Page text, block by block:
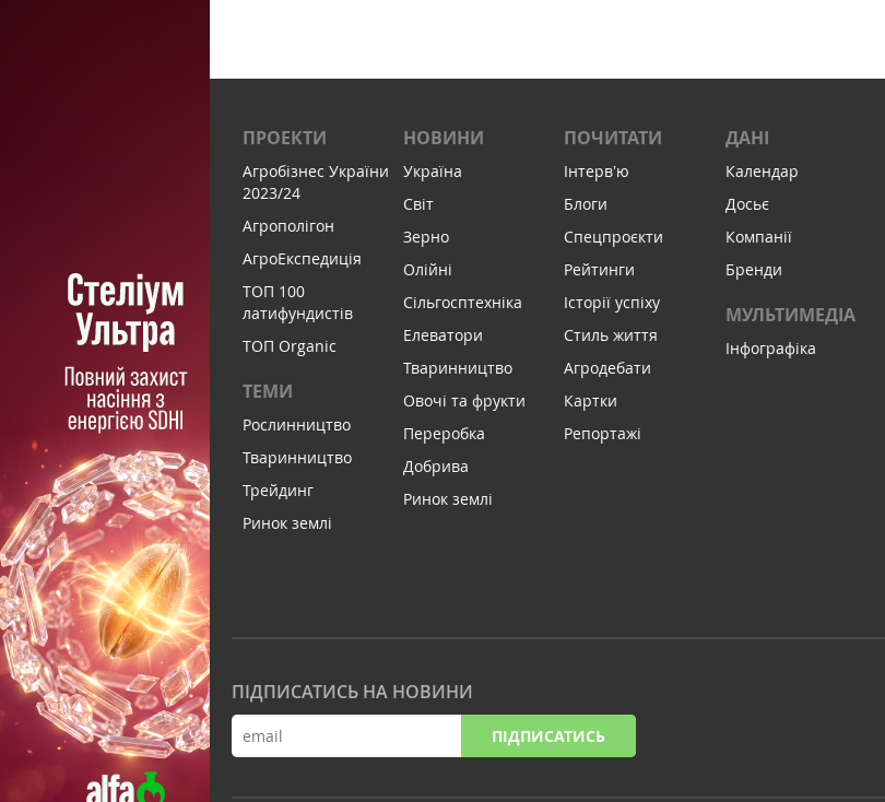
ПРОЕКТИ
Агробізнес України
2023/24
Агрополігон
АгроЕкспедиція
ТОП 100
латифундистів
ТОП Organic
ТЕМИ
Рослинництво
Тваринництво
Трейдинг
Ринок землі
НОВИНИ
Україна
Світ
Зерно
Олійні
Сільгосптехніка
Елеватори
Тваринництво
Овочі та фрукти
Переробка
Добрива
Ринок землі
ПОЧИТАТИ
Інтервʼю
Блоги
Спецпроєкти
Рейтинги
Історії успіху
Стиль життя
Агродебати
Картки
Репортажі
ДАНІ
Календар
Досьє
Компанії
Бренди
МУЛЬТИМЕДІА
Інфографіка
ПІДПИСАТИСЬ НА НОВИНИ
ПІДПИСАТИСЬ